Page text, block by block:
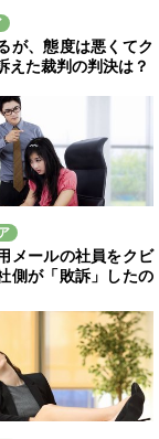
が、態度は悪くてク
えた裁判の判決は？
メールの社員をクビ
側が「敗訴」したの